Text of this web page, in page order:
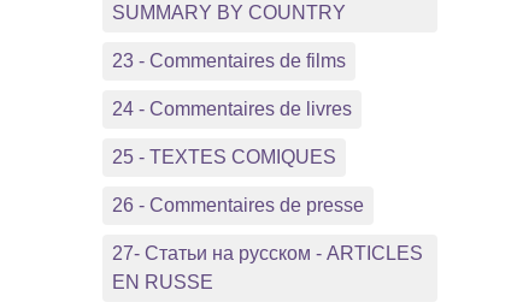
SUMMARY BY COUNTRY
23 - Commentaires de films
24 - Commentaires de livres
25 - TEXTES COMIQUES
26 - Commentaires de presse
27- Статьи на русском - ARTICLES
EN RUSSE